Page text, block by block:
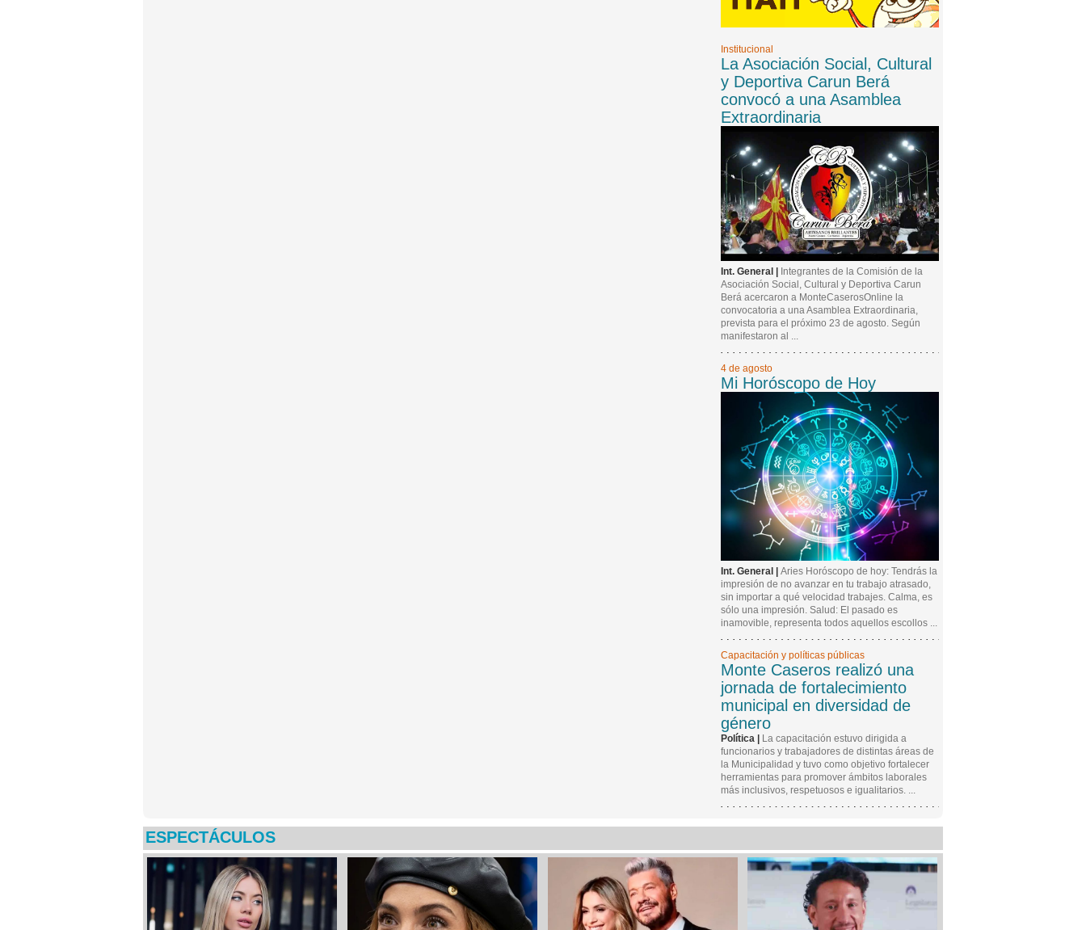
Institucional
La Asociación Social, Cultural
y Deportiva Carun Berá
convocó a una Asamblea
Extraordinaria
Int. General |
Integrantes de la Comisión de la
Asociación Social, Cultural y Deportiva Carun
Berá acercaron a MonteCaserosOnline la
convocatoria a una Asamblea Extraordinaria,
prevista para el próximo 23 de agosto. Según
manifestaron al ...
4 de agosto
Mi Horóscopo de Hoy
Int. General | Aries Horóscopo de hoy: Tendrás la
impresión de no avanzar en tu trabajo atrasado,
sin importar a qué velocidad trabajes. Calma, es
sólo una impresión. Salud: El pasado es
inamovible, representa todos aquellos escollos ...
Capacitación y políticas públicas
Monte Caseros realizó una
jornada de fortalecimiento
municipal en diversidad de
género
Política |
La capacitación estuvo dirigida a
funcionarios y trabajadores de distintas áreas de
la Municipalidad y tuvo como objetivo fortalecer
herramientas para promover ámbitos laborales
más inclusivos, respetuosos e igualitarios. ...
ESPECTÁCULOS